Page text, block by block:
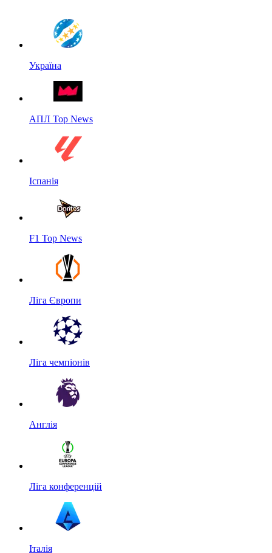
Україна
АПЛ Top News
Іспанія
F1 Top News
Ліга Європи
Ліга чемпіонів
Англія
Ліга конференцій
Італія